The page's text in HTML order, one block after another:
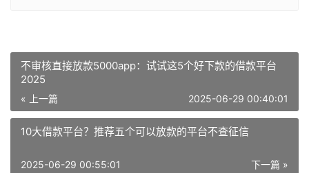
不审核直接放款5000app：试试这5个好下款的借款平台
2025
« 上一篇 2025-06-29 00:40:01
10大借款平台？推荐五个可以放款的平台不查征信
下一篇 »
2025-06-29 00:55:01